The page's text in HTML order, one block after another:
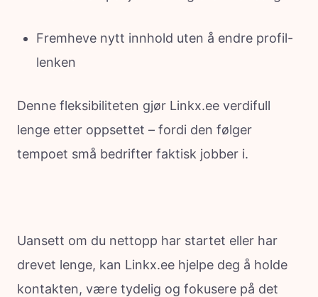
Fremheve nytt innhold uten å endre profil-
lenken
Denne fleksibiliteten gjør Linkx.ee verdifull
lenge etter oppsettet – fordi den følger
tempoet små bedrifter faktisk jobber i.
Uansett om du nettopp har startet eller har
drevet lenge, kan Linkx.ee hjelpe deg å holde
kontakten, være tydelig og fokusere på det